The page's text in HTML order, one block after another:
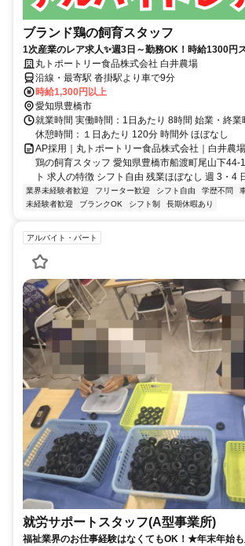
ブランド鶏の飼育スタッフ
1次産業のレア求人✨週3日～勤務OK！時給1300円
丸トポートリー食品株式会社 白井農場
沿線・最寄駅 沓掛駅より車で9分
時給1,300円以上
愛知県豊橋市
就業時間 実働時間：1日あたり 8時間 始業・終
休憩時間：１日あたり 120分 時間外 ほぼなし
AP採用｜丸トポートリー食品株式会社｜白井農
鶏の飼育スタッフ 愛知県豊橋市船渡町尾山下44-
ト 求人の特徴 シフト自由 残業ほぼなし 週 3・4
業界未経験者歓迎 フリーター歓迎 シフト自由 学歴不問
未経験者歓迎
ブランクOK シフト制 長期休暇あり
アルバイト・パート
就労サポートスタッフ(A型事業所)
福祉業界のお仕事経験はなくてもOK！★年末年始